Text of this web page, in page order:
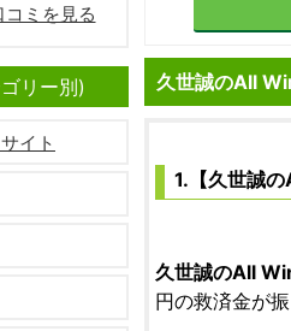
久世誠のAll
1.【久世誠
久世誠のAll
円の救済金が
ミを見る
リー別)
イト